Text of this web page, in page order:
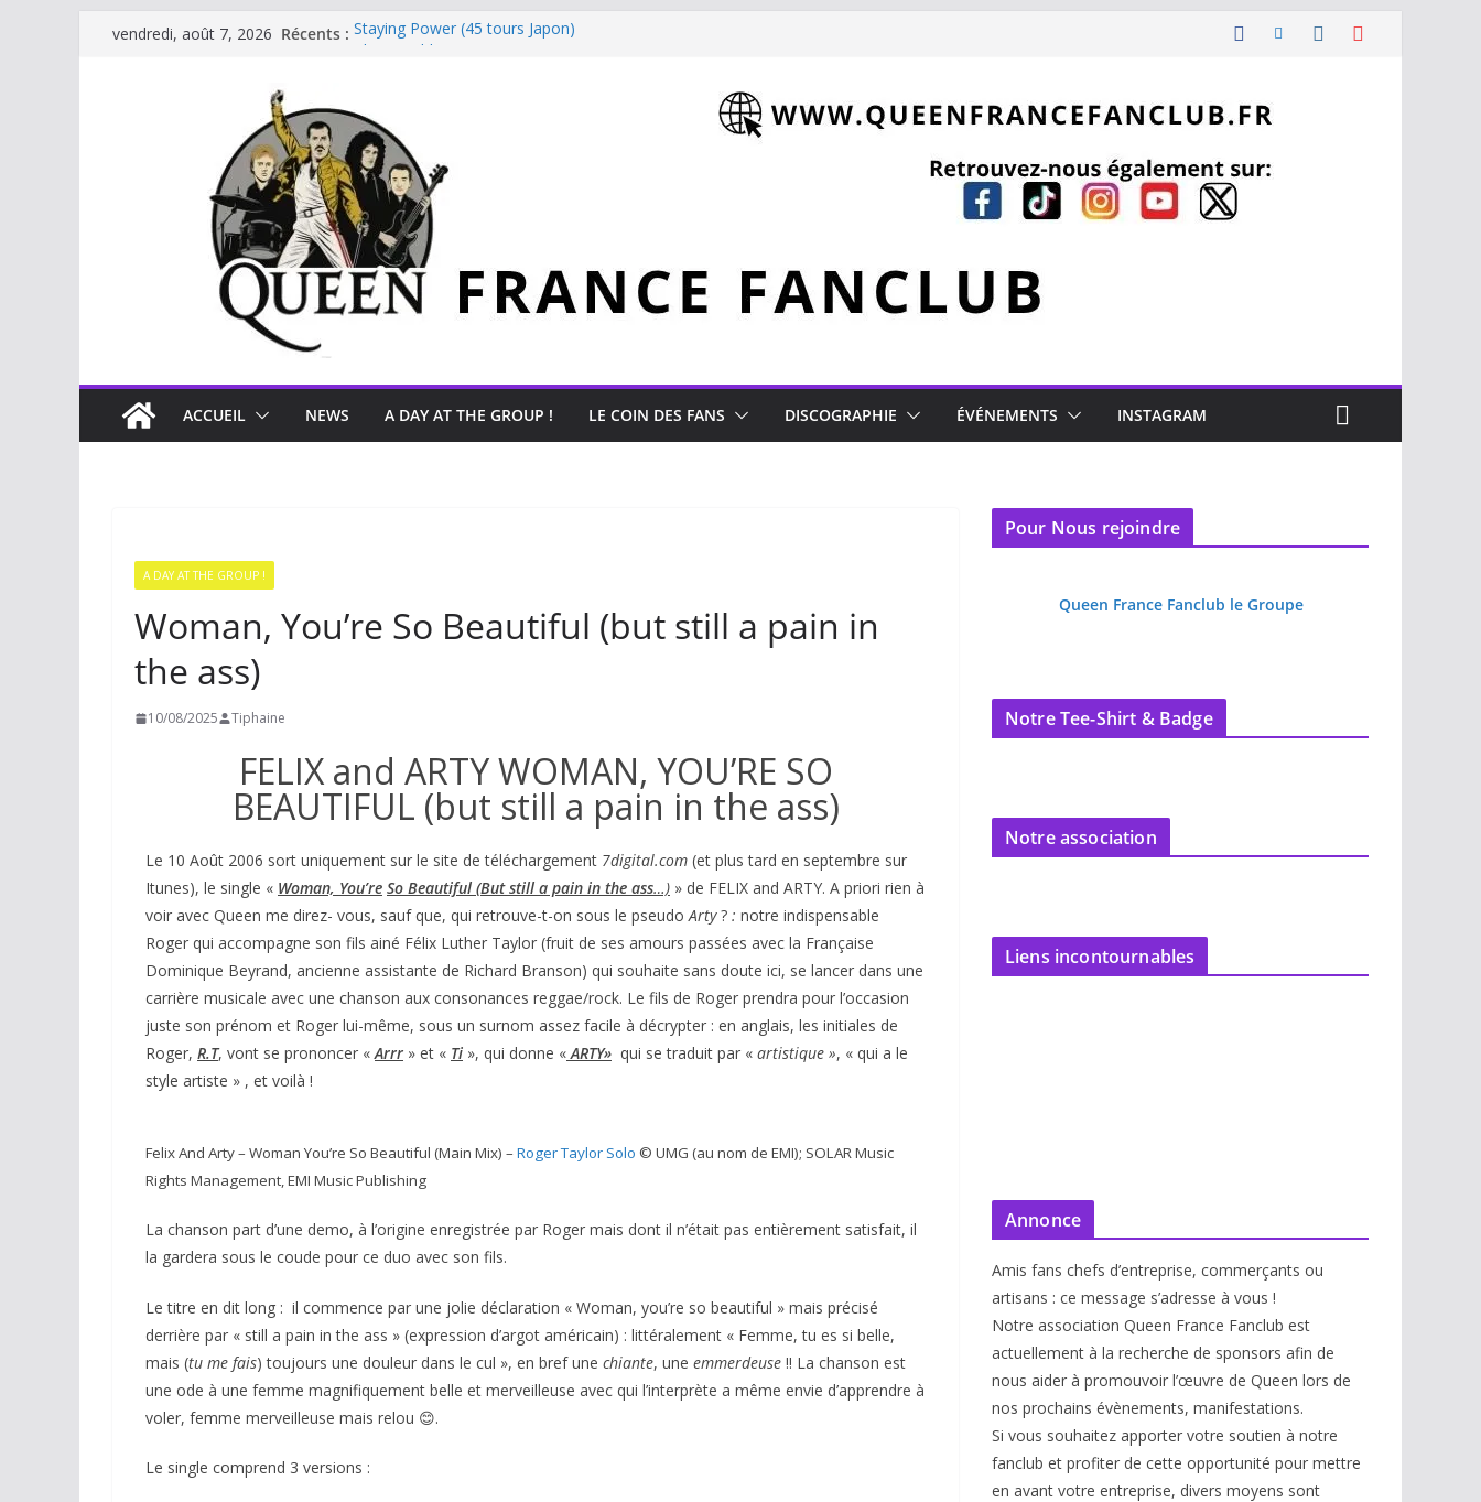
vendredi, août 7, 2026 Récents : Staying Power (45 tours Japon)
Beautiful Dreams
ACCUEIL NEWS A DAY AT THE GROUP ! LE COIN DES FANS DISCOGRAPHIE ÉVÉNEMENTS INSTAGRAM
A DAY AT THE GROUP !
Woman, You’re So Beautiful (but still a pain in
the ass)
10/08/2025 Tiphaine
FELIX and ARTY WOMAN, YOU’RE SO
BEAUTIFUL (but still a pain in the ass)
Le 10 Août 2006 sort uniquement sur le site de téléchargement 7digital.com (et plus tard en septembre sur
Itunes), le single « Woman, You’re So Beautiful (But still a pain in the ass…) » de FELIX and ARTY. A priori rien à
voir avec Queen me direz- vous, sauf que, qui retrouve-t-on sous le pseudoArty? : notre indispensable
Roger qui accompagne son fils ainé Félix Luther Taylor (fruit de ses amours passées avec la Française
Dominique Beyrand, ancienne assistante de Richard Branson) qui souhaite sans doute ici, se lancer dans une
carrière musicale avec une chanson aux consonances reggae/rock. Le fils de Roger prendra pour l’occasion
juste son prénom et Roger lui-même, sous un surnom assez facile à décrypter : en anglais, les initiales de
Roger, R.T, vont se prononcer «Arrr » et « Ti », qui donne «ARTY» qui se traduit par « artistique », « qui a le
style artiste » , et voilà !
Felix And Arty – Woman You’re So Beautiful (Main Mix) – Roger Taylor Solo © UMG (au nom de EMI); SOLAR Music
Rights Management, EMI Music Publishing
La chanson part d’une demo, à l’origine enregistrée par Roger mais dont il n’était pas entièrement satisfait, il
la gardera sous le coude pour ce duo avec son fils.
Le titre en dit long : il commence par une jolie déclaration « Woman, you’re so beautiful » mais précisé
derrière par « still a pain in the ass » (expression d’argot américain) : littéralement « Femme, tu es si belle,
mais (tu me fais) toujours une douleur dans le cul », en bref une chiante, une emmerdeuse !! La chanson est
une ode à une femme magnifiquement belle et merveilleuse avec qui l’interprète a même envie d’apprendre à
voler, femme merveilleuse mais relou 😊.
Le single comprend 3 versions :
Pour Nous rejoindre
Queen France Fanclub le Groupe
Notre Tee-Shirt & Badge
Notre association
Liens incontournables
Annonce
Amis fans chefs d’entreprise, commerçants ou
artisans : ce message s’adresse à vous !
Notre association Queen France Fanclub est
actuellement à la recherche de sponsors afin de
nous aider à promouvoir l’œuvre de Queen lors de
nos prochains évènements, manifestations.
Si vous souhaitez apporter votre soutien à notre
fanclub et profiter de cette opportunité pour mettre
en avant votre entreprise, divers moyens sont